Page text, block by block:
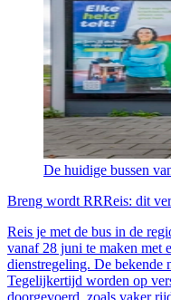
De huidige bussen
Breng wordt RRReis: dit
Reis je met de bus in de
vanaf 28 juni te maken met
dienstregeling. De bekende
Tegelijkertijd worden op
doorgevoerd, zoals vaker